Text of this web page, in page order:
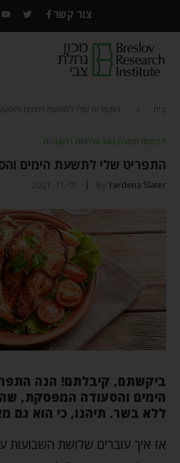
צור קשר
בית התפריט שלי לתשעת הימים
יז בתמוז תשעה באב ושלושת השבועות
התפריט שלי לתשעת הימים
By Yardena Slater יולי 11, 2021
ביקשתם, קיבלתם! הנה
הימים והסעודה המפסקת,
ללא בשר. תיהנו, כי הוא גם
אז איך עוברים שלושת השבועות